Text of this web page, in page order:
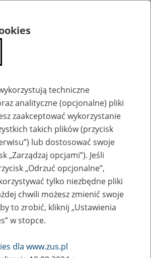
siebie - zakładanie profili
Twojej firmy
techniczne
analityczne (opcjonalne) pliki
zaakceptować wykorzystanie
takich plików (przycisk
lub dostosować swoje
„Zarządzaj opcjami”). Jeśli
„Odrzuć opcjonalne”,
tylko niezbędne pliki
chwili możesz zmienić swoje
to zrobić, kliknij „Ustawienia
w stopce.
dla www.zus.pl